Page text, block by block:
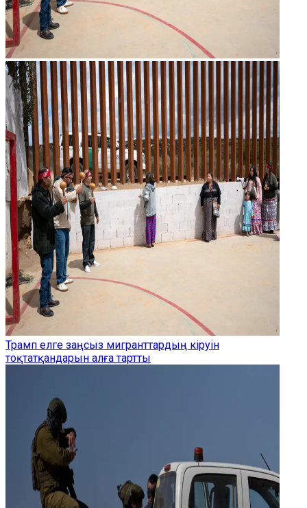
Трамп елге заңсыз мигранттардың кіруін
тоқтатқандарын алға тартты